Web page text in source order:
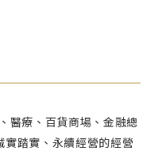
醫療、百貨商場、金融總
踏實、永續經營的經營